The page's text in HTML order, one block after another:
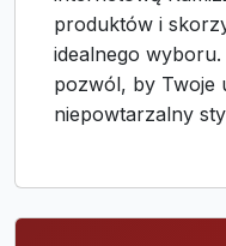
produktów i
idealnego
pozwól, by Twoje
niepowtarzalny